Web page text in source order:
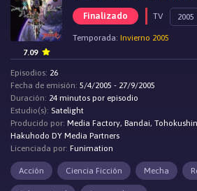
Finalizado TV 2005
Temporada: Invierno 2005
7.09
Episodios: 26
Fecha de emisión: 5/4/2005 - 27/9/2005
Duración: 24 minutos por episodio
Estudio(s): Satelight
Producido por: Media Factory, Bandai,
Hakuhodo DY Media Partners
Licenciada por: Funimation
Acción Ciencia Ficción Mecha